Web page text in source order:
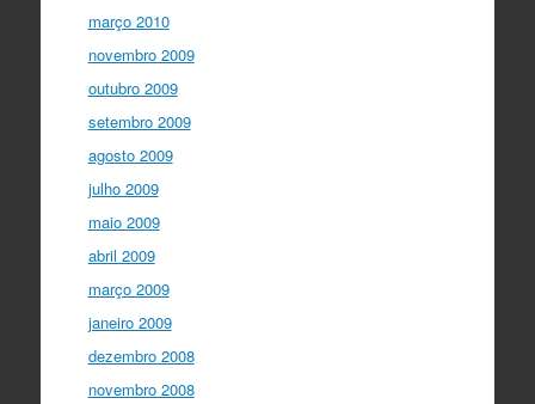
março 2010
novembro 2009
outubro 2009
setembro 2009
agosto 2009
julho 2009
maio 2009
abril 2009
março 2009
janeiro 2009
dezembro 2008
novembro 2008